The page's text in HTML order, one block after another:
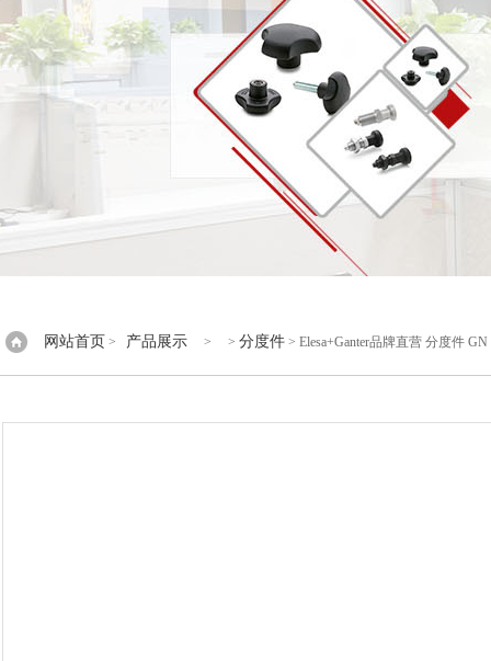
网站首页 > 产品展示 > > 分度件 > Elesa+Ganter品牌直营 分度件